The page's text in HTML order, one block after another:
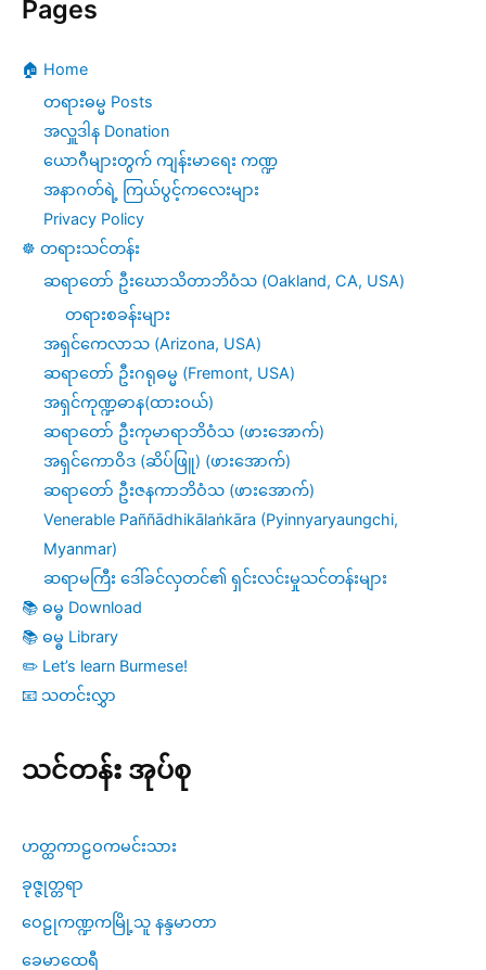
Pages
🏠 Home
တရားဓမ္မ Posts
အလှူဒါန Donation
ယောဂီများတွက် ကျန်းမာရေး ကဏ္ဍ
အနာဂတ်ရဲ့ ကြယ်ပွင့်ကလေးများ
Privacy Policy
☸️ တရားသင်တန်း
ဆရာတော် ဦးဃောသိတာဘိဝံသ (Oakland, CA, USA)
တရားစခန်းများ
အရှင်ကေလာသ (Arizona, USA)
ဆရာတော် ဦးဂရုဓမ္မ (Fremont, USA)
အရှင်ကုဏ္ဍဓာန(ထားဝယ်)
ဆရာတော် ဦးကုမာရာဘိဝံသ (ဖားအောက်)
အရှင်ကောဝိဒ (ဆိပ်ဖြူ) (ဖားအောက်)
ဆရာတော် ဦးဇနကာဘိဝံသ (ဖားအောက်)
Venerable Paññādhikālaṅkāra (Pyinnyaryaungchi,
Myanmar)
ဆရာမကြီး ဒေါ်ခင်လှတင်၏ ရှင်းလင်းမှုသင်တန်းများ
📚 ဓမ္ဓ Download
📚 ဓမ္ဓ Library
✏️ Let’s learn Burmese!
📧 သတင်းလွှာ
သင်တန်း အုပ်စု
ဟတ္ထကာဠဝကမင်းသား
ခုဇ္ဇုတ္တရာ
ဝေဠုကဏ္ဍကမြို့သူ နန္ဒမာတာ
ခေမာထေရီ